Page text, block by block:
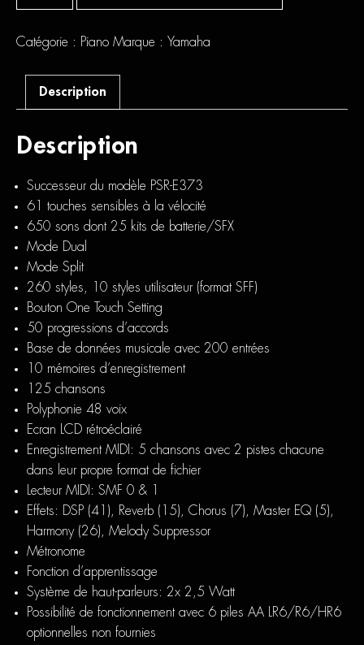
Catégorie : Piano Marque : Yamaha
Description
Description
Successeur du modèle PSR-E373
61 touches sensibles à la vélocité
650 sons dont 25 kits de batterie/SFX
Mode Dual
Mode Split
260 styles, 10 styles utilisateur (format SFF)
Bouton One Touch Setting
50 progressions d’accords
Base de données musicale avec 200 entrées
10 mémoires d’enregistrement
125 chansons
Polyphonie 48 voix
Ecran LCD rétroéclairé
Enregistrement MIDI: 5 chansons avec 2 pistes chacune
dans leur propre format de fichier
Lecteur MIDI: SMF 0 & 1
Effets: DSP (41), Reverb (15), Chorus (7), Master EQ (5),
Harmony (26), Melody Suppressor
Métronome
Fonction d’apprentissage
Système de haut-parleurs: 2x 2,5 Watt
Possibilité de fonctionnement avec 6 piles AA LR6/R6/HR6
optionnelles non fournies